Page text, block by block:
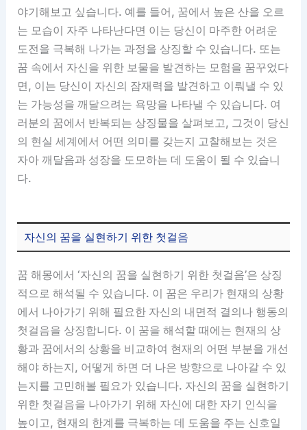
야기해보고 싶습니다. 예를 들어, 꿈에서 높은 산을 오르
는 모습이 자주 나타난다면 이는 당신이 마주한 어려운
도전을 극복해 나가는 과정을 상징할 수 있습니다. 또는
꿈 속에서 자신을 위한 보물을 발견하는 모험을 꿈꾸었다
면, 이는 당신이 자신의 잠재력을 발견하고 이뤄낼 수 있
는 가능성을 깨달으려는 욕망을 나타낼 수 있습니다. 여
러분의 꿈에서 반복되는 상징물을 살펴보고, 그것이 당신
의 현실 세계에서 어떤 의미를 갖는지 고찰해보는 것은
자아 깨달음과 성장을 도모하는 데 도움이 될 수 있습니
다.
자신의 꿈을 실현하기 위한 첫걸음
꿈 해몽에서 ‘자신의 꿈을 실현하기 위한 첫걸음’은 상징
적으로 해석될 수 있습니다. 이 꿈은 우리가 현재의 상황
에서 나아가기 위해 필요한 자신의 내면적 결의나 행동의
첫걸음을 상징합니다. 이 꿈을 해석할 때에는 현재의 상
황과 꿈에서의 상황을 비교하여 현재의 어떤 부분을 개선
해야 하는지, 어떻게 하면 더 나은 방향으로 나아갈 수 있
는지를 고민해볼 필요가 있습니다. 자신의 꿈을 실현하기
위한 첫걸음을 나아가기 위해 자신에 대한 자기 인식을
높이고, 현재의 한계를 극복하는 데 도움을 주는 신호일